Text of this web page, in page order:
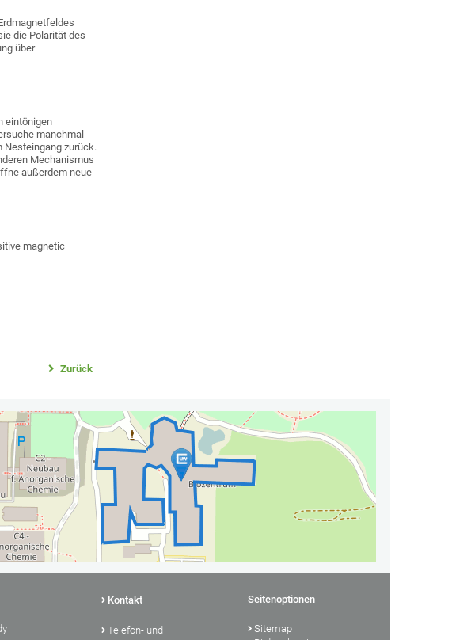
die Polarität des
über
eintönigen
manchmal
Nesteingang zurück.
Mechanismus
außerdem neue
magnetic
Zurück
Kontakt
Telefon- und
Seitenoptionen
Sitemap